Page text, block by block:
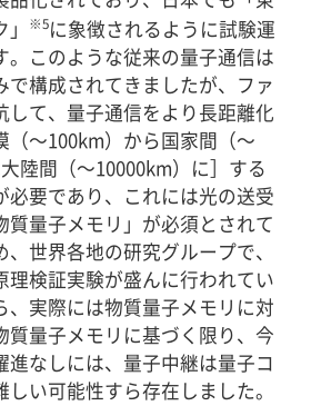
※5に象徴されるように試験運
。このような従来の量子通信は
で構成されてきましたが、ファ
して、量子通信をより長距離化
（～100km）から国家間（～
陸間（～10000km）に］する
必要であり、これには光の送受
質量子メモリ」が必須とされて
世界各地の研究グループで、
理検証実験が盛んに行われてい
、実際には物質量子メモリに対
質量子メモリに基づく限り、今
進なしには、量子中継は量子コ
い可能性すら存在しました。